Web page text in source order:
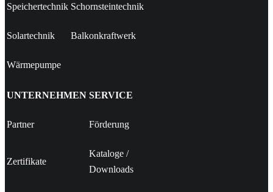
Speichertechnik Schornsteintechnik
Solartechnik Balkonkraftwerk
Wärmepumpe
UNTERNEHMEN SERVICE
Partner Förderung
Zertifikate
Kataloge /
Downloads